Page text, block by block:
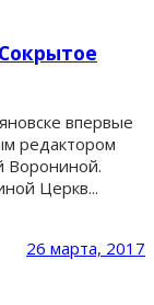
впервые
редактором
Ворониной.
Церкв...
26 марта, 2017